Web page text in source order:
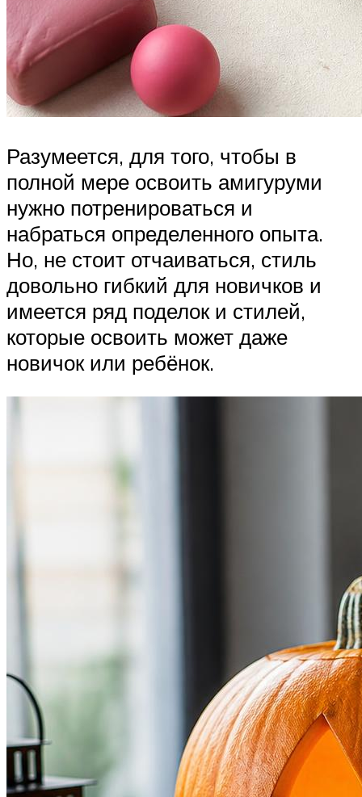
Разумеется, для того, чтобы в
полной мере освоить амигуруми
нужно потренироваться и
набраться определенного опыта.
Но, не стоит отчаиваться, стиль
довольно гибкий для новичков и
имеется ряд поделок и стилей,
которые освоить может даже
новичок или ребёнок.